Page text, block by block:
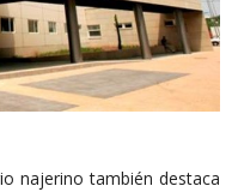
najerino también destaca